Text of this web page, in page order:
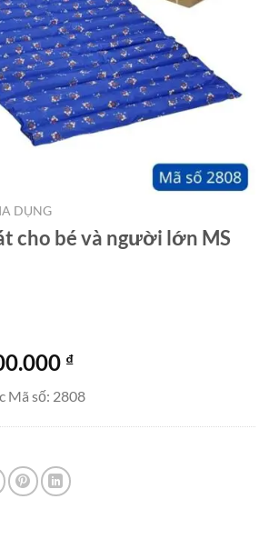
DỤNG
cho bé và người lớn MS
₫.
₫Giá
tại
là:
Mã số: 2808